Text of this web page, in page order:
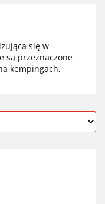
się w
są przeznaczone
kempingach,